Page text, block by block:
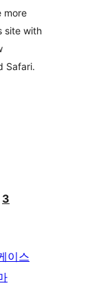
점
more
site with
Safari.
3
이스